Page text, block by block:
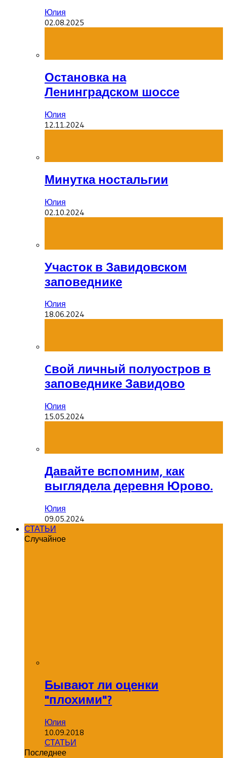
Юлия
02.08.2025
Остановка на
Ленинградском шоссе
Юлия
12.11.2024
Минутка ностальгии
Юлия
02.10.2024
Участок в Завидовском
заповеднике
Юлия
18.06.2024
Cвой личный полуостров в
заповеднике Завидово
Юлия
15.05.2024
Давайте вспомним, как
выглядела деревня Юрово.
Юлия
09.05.2024
СТАТЬИ
Случайное
Бывают ли оценки
"плохими"?
Юлия
10.09.2018
СТАТЬИ
Последнее